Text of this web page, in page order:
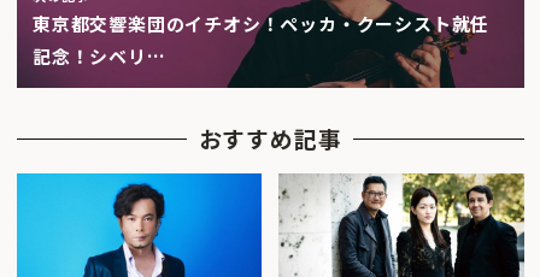
東京都交響楽団のイチオシ！ペッカ・クーシスト就任
記念！シベリ…
おすすめ記事